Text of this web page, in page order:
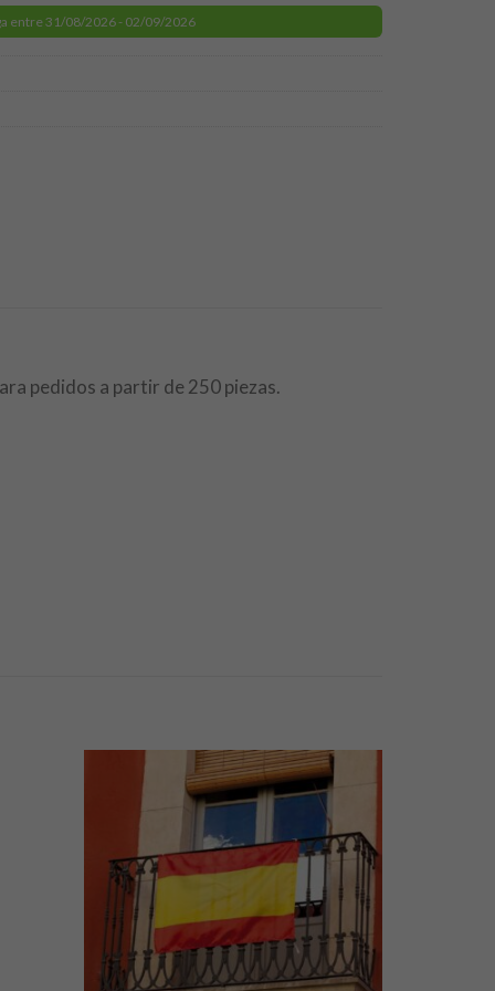
entre 31/08/2026 - 02/09/2026
pedidos a partir de 250 piezas.